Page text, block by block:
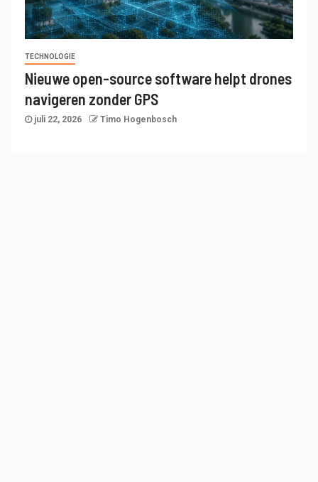
TECHNOLOGIE
Nieuwe open-source software helpt drones
navigeren zonder GPS
juli 22, 2026 Timo Hogenbosch